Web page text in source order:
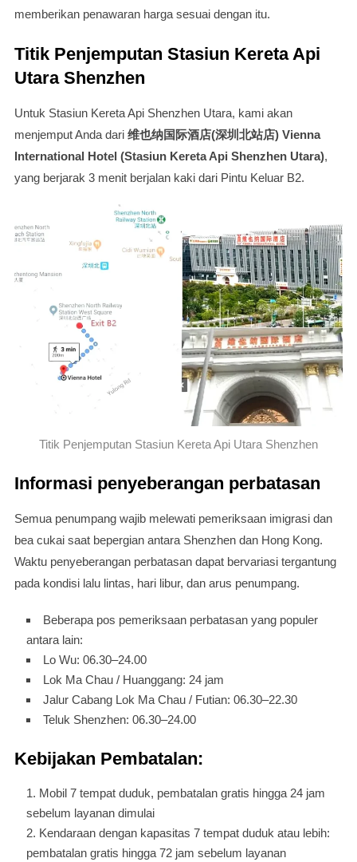
memberikan penawaran harga sesuai dengan itu.
Titik Penjemputan Stasiun Kereta Api
Utara Shenzhen
Untuk Stasiun Kereta Api Shenzhen Utara, kami akan
menjemput Anda dari维也纳国际酒店(深圳北站店) Vienna
International Hotel (Stasiun Kereta Api Shenzhen Utara),
yang berjarak 3 menit berjalan kaki dari Pintu Keluar B2.
Titik Penjemputan Stasiun Kereta Api Utara Shenzhen
Informasi penyeberangan perbatasan
Semua penumpang wajib melewati pemeriksaan imigrasi dan
bea cukai saat bepergian antara Shenzhen dan Hong Kong.
Waktu penyeberangan perbatasan dapat bervariasi tergantung
pada kondisi lalu lintas, hari libur, dan arus penumpang.
Beberapa pos pemeriksaan perbatasan yang populer
antara lain:
Lo Wu: 06.30–24.00
Lok Ma Chau / Huanggang: 24 jam
Jalur Cabang Lok Ma Chau / Futian: 06.30–22.30
Teluk Shenzhen: 06.30–24.00
Kebijakan Pembatalan:
Mobil 7 tempat duduk, pembatalan gratis hingga 24 jam
sebelum layanan dimulai
Kendaraan dengan kapasitas 7 tempat duduk atau lebih:
pembatalan gratis hingga 72 jam sebelum layanan